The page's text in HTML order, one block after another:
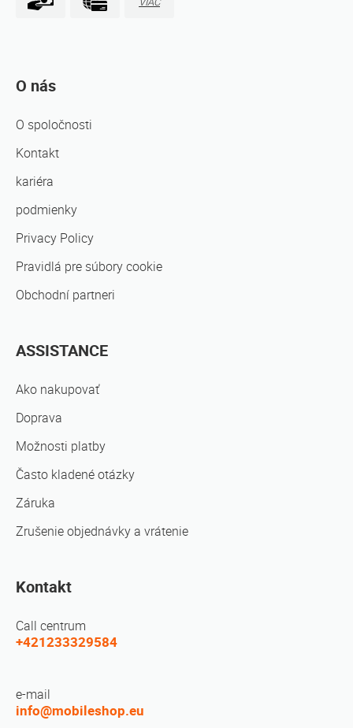
O nás
O spoločnosti
Kontakt
kariéra
podmienky
Privacy Policy
Pravidlá pre súbory cookie
Obchodní partneri
ASSISTANCE
Ako nakupovať
Doprava
Možnosti platby
Často kladené otázky
Záruka
Zrušenie objednávky a vrátenie
Kontakt
Call centrum
+421233329584
e-mail
info@mobileshop.eu